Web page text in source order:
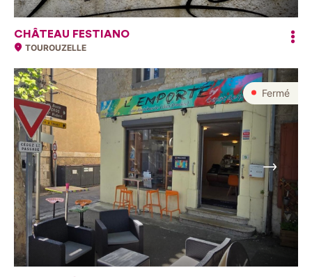
CHÂTEAU FESTIANO
TOUROUZELLE
Fermé
Suivant